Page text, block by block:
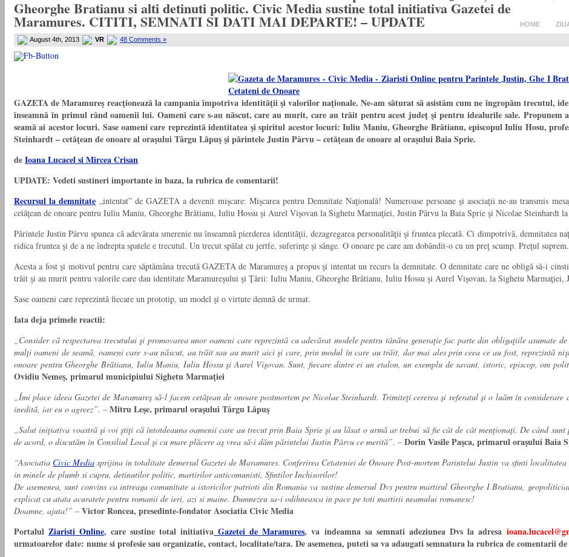
HOME
Gheorghe Bratianu si alti detinuti politic. Civic Media sustine total initiativa Gazetei de
Maramures. CITITI, SEMNATI SI DATI MAI DEPARTE! – UPDATE
August 4th, 2013 VR 48 Comments »
GAZETA de Maramureş reacţionează la campania împotriva identităţii şi valorilor naţionale. Ne-am săturat să asistăm cum ne îngropăm trecutul,
înseamnă în primul rând oamenii lui. Oameni care s-au născut, care au murit, care au trăit pentru acest judeţ şi pentru idealurile sale. Propunem
seamă ai acestor locuri. Sase oameni care reprezintă identitatea şi spiritul acestor locuri: Iuliu Maniu, Gheorghe Brătianu, episcopul Iuliu Hosu,
Steinhardt – cetăţean de onoare al oraşului Târgu Lăpuş şi părintele Justin Pârvu – cetăţean de onoare al oraşului Baia Sprie.
deIoana Lucacel si Mircea Crisan
UPDATE: Vedeti sustineri importante in baza, la rubrica de comentarii!
Recursul la demnitate „intentat” de GAZETA a devenit mişcare: Mişcarea pentru Demnitate Naţională! Numeroase persoane şi asociaţii ne-au transmis
cetăţean de onoare pentru Iuliu Maniu, Gheorghe Brătianu, Iuliu Hossu şi Aurel Vişovan la Sighetu Marmaţiei, Justin Pârvu la Baia Sprie şi Nicolae Steinhardt
Părintele Justin Pârvu spunea că adevărata smerenie nu înseamnă pierderea identităţii, dezagregarea personalităţii şi fruntea plecată. Ci dimpotrivă, demnitatea
ridica fruntea şi de a ne îndrepta spatele e trecutul. Un trecut spălat cu jertfe, suferinţe şi sânge. O onoare pe care am dobândit-o cu un preţ scump. Preţul
Acesta a fost şi motivul pentru care săptămâna trecută GAZETA de Maramureş a propus şi intentat un recurs la demnitate. O demnitate care ne obligă să-i
trăit şi au murit pentru valorile care dau identitate Maramureşului şi Ţării: Iuliu Maniu, Gheorghe Brătianu, Iuliu Hossu şi Aurel Vişovan, la Sighetu Marmaţiei,
Sase oameni care reprezintă fiecare un prototip, un model şi o virtute demnă de urmat.
Iata deja primele reactii:
„Consider că respectarea trecutului şi promovarea unor oameni care reprezintă cu adevărat modele pentru tânăra generaţie fac parte din obligaţiile
mulţi oameni de seamă, oameni care s-au născut, au trăit sau au murit aici şi care, prin modul în care au trăit, dar mai ales prin ceea ce au fost, reprezintă
onoare pentru Gheorghe Brătianu, Iuliu Maniu, Iuliu Hossu şi Aurel Vişovan. Sunt, fiecare dintre ei un etalon, un exemplu de savant, istoric, episcop, om
Ovidiu Nemeş, primarul municipiului Sighetu Marmaţiei
„Îmi place ideea Gazetei de Maramureş să-l facem cetăţean de onoare postmortem pe Nicolae Steinhardt. Trimiteţi cererea şi referatul şi o luăm în
inedită, iar eu o agreez”. – Mitru Leşe, primarul oraşului Târgu Lăpuş
„Salut iniţiativa voastră şi voi ştiţi că întotdeauna oamenii care au trecut prin Baia Sprie şi au lăsat o urmă ar trebui să fie cât de cât menţionaţi. De când
de acord, o discutăm în Consiliul Local şi cu mare plăcere aş vrea să-i dăm părintelui Justin Pârvu ce merită”. – Dorin Vasile Paşca, primarul oraşului Baia
“Asociatia Civic Media sprijina in totalitate demersul Gazetei de Maramures. Conferirea Cetateniei de Onoare Post-mortem Parintelui Justin va sfinti
in minele de plumb si cupru, detinutilor politic, martirilor anticomunisti, Sfintilor Inchisorilor!
De asemenea, sunt convins ca intreaga comunitate a istoricilor patrioti din Romania va sustine demersul Dvs pentru martirul Gheorghe I Bratianu,
explicat cu atata acuratete pentru romanii de ieri, azi si maine. Dumnezeu sa-i odihneasca in pace pe toti martirii neamului romanesc!
Doamne, ajuta!” – Victor Roncea, presedinte-fondator Asociatia Civic Media
PortalulZiaristi Online, care sustine total initiativa Gazetei de Maramures, va indeamna sa semnati adeziunea Dvs la adresa
urmatoarelor date: nume si profesie sau organizatie, contact, localitate/tara. De asemenea, puteti sa va adaugati semnatura la rubrica de comentarii